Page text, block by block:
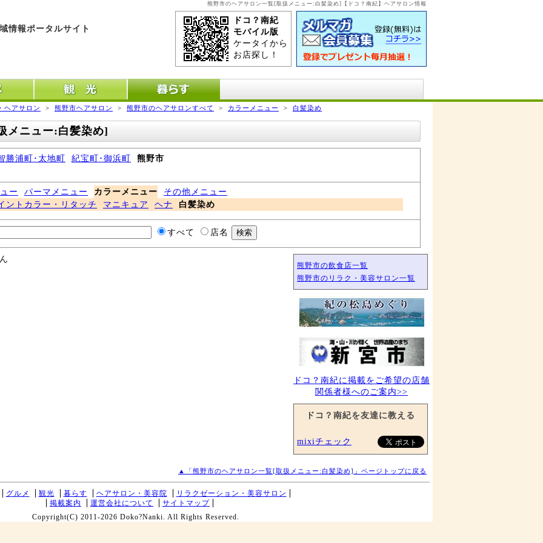
熊野市のヘアサロン一覧[取扱メニュー:白髪染め]【ドコ？南紀】ヘアサロン情報
情報ポータルサイト
ドコ？南紀
モバイル版
ケータイから
お店探し！
観光 暮らす
ヘアサロン > 熊野市ヘアサロン > 熊野市のヘアサロンすべて > カラーメニュー > 白髪染め
メニュー:白髪染め]
勝浦町･太地町 紀宝町･御浜町 熊野市
ー パーマメニュー カラーメニュー
その他メニュー
ントカラー・リタッチ
マニキュア ヘナ 白髪染め
すべて 店名
熊野市の飲食店一覧
熊野市のリラク・美容サロン一覧
ドコ？南紀に掲載をご希望の店舗
関係者様へのご案内>>
ドコ？南紀を友達に教える
mixiチェック
▲「熊野市のヘアサロン一覧[取扱メニュー:白髪染め]」ページトップに戻る
グルメ 観光 暮らす ヘアサロン・美容院
リラクゼーション・美容サロン
掲載案内
運営会社について
サイトマップ
Copyright(C) 2011-2026 Doko?Nanki. All Rights Reserved.